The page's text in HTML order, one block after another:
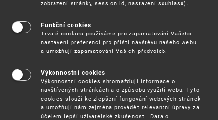
Vynálezy / Patenty
Užitnévzory
Ochrannéznámky
zobrazení stránky, session id, nastavení souhlasů).
Funkční cookies
Trvalé cookies používáme pro zapamatování Vašeho
nastavení preferencí pro příští návštěvu našeho webu
a umožňují zapamatování Vašich předvoleb.
Výkonnostní cookies
Výkonnostní cookies shromažďují informace o
navštívených stránkách a o způsobu využití webu. Tyto
cookies slouží ke zlepšení fungování webových stránek
a umožňují nám zejména provádět relevantní úpravy za
účelem lepší uživatelské zkušenosti. Data o